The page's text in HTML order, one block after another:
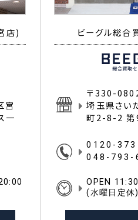
店)
宮
一
ビーグル総合
〒330-
埼玉県さい
町2-8-2 第
0120-
048-793-
OPEN
(水曜日定休)